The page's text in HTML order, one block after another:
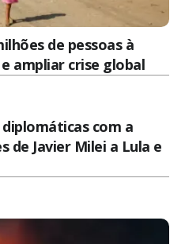
de pessoas à
ampliar crise global
com a
de Javier Milei a Lula e